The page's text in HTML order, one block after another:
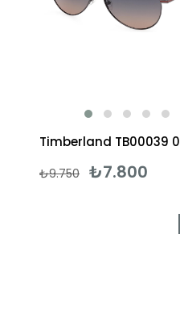
₺7.800
₺9.750